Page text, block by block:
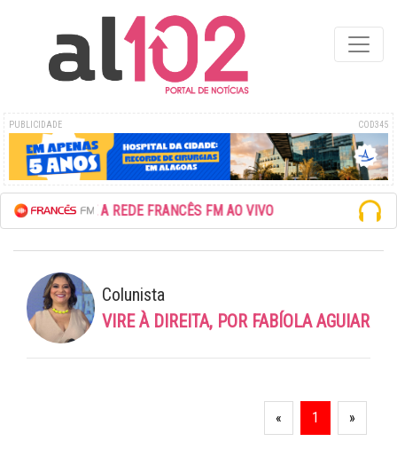
PUBLICIDADE COD345
ESCUTE A REDE FRANCÊS FM AO VIVO
Colunista
VIRE À DIREITA, POR FABÍOLA AGUIAR
« 1 »